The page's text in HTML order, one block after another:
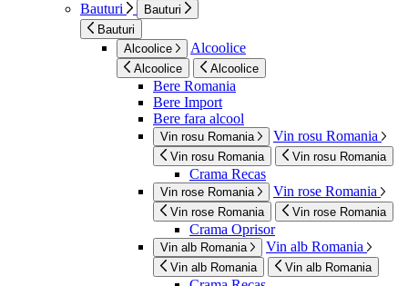
Bauturi
Bauturi
Bauturi
Alcoolice
Alcoolice
Alcoolice Alcoolice
Bere Romania
Bere Import
Bere fara alcool
Vin rosu Romania Vin rosu Romania
Vin rosu Romania Vin rosu Romania
Crama Recas
Vin rose Romania Vin rose Romania
Vin rose Romania Vin rose Romania
Crama Oprisor
Vin alb Romania Vin alb Romania
Vin alb Romania Vin alb Romania